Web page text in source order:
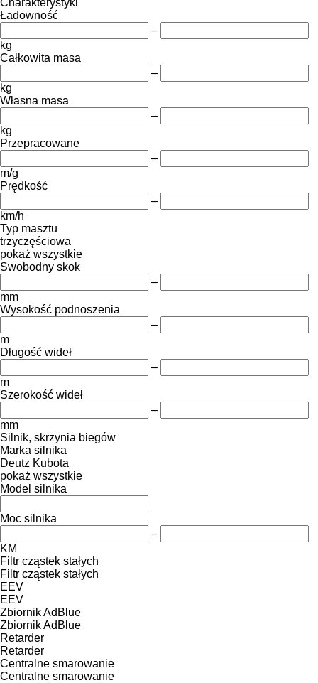
Ładowność
–
kg
Całkowita masa
–
kg
Własna masa
–
kg
Przepracowane
–
m/g
Prędkość
–
km/h
Typ masztu
trzyczęściowa
pokaż wszystkie
Swobodny skok
–
mm
Wysokość podnoszenia
–
m
Długość wideł
–
m
Szerokość wideł
–
mm
Silnik, skrzynia biegów
Marka silnika
Deutz Kubota
pokaż wszystkie
Model silnika
Moc silnika
–
KM
Filtr cząstek stałych
Filtr cząstek stałych
EEV
EEV
Zbiornik AdBlue
Zbiornik AdBlue
Retarder
Retarder
Centralne smarowanie
Centralne smarowanie